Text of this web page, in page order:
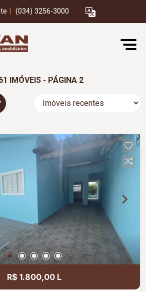
(034) 3256-3000
IMÓVEIS - PÁGINA 2
R$ 1.800,00 L